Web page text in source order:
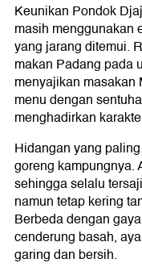
Keunikan Pondok
masih menggunakan
yang jarang ditemui.
makan Padang pada
menyajikan
menu dengan
menghadirkan
Hidangan yang
goreng kampungnya.
sehingga selalu
namun tetap kering
Berbeda dengan
cenderung basah,
garing dan bersih.